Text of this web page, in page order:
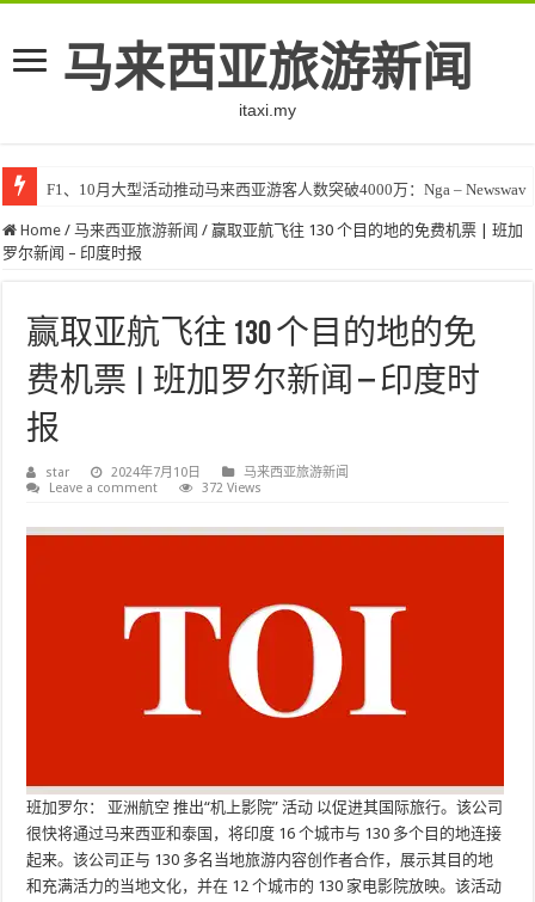
马来西亚旅游新闻
itaxi.my
F1、10月大型活动推动马来西亚游客人数突破4000万：Nga – Newswav
Home / 马来西亚旅游新闻 / 赢取亚航飞往 130 个目的地的免费机票 | 班加
罗尔新闻 – 印度时报
赢取亚航飞往 130 个目的地的免
费机票 | 班加罗尔新闻 – 印度时
报
star 2024年7月10日
马来西亚旅游新闻
Leave a comment
372 Views
班加罗尔： 亚洲航空 推出“机上影院”活动 以促进其国际旅行。该公司
很快将通过马来西亚和泰国，将印度 16 个城市与 130 多个目的地连接
起来。该公司正与 130 多名当地旅游内容创作者合作，展示其目的地
和充满活力的当地文化，并在 12 个城市的 130 家电影院放映。该活动